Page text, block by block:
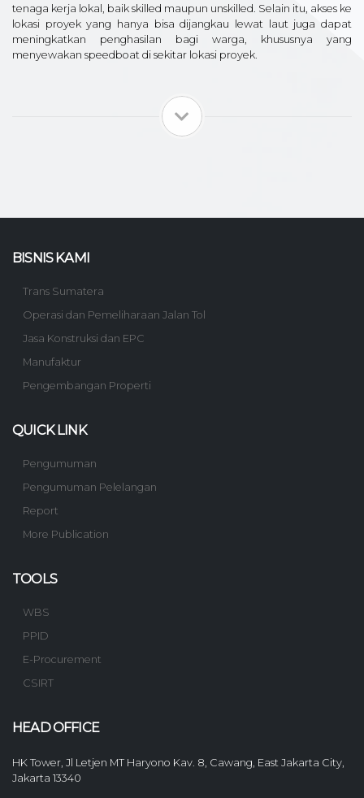
tenaga kerja lokal, baik skilled maupun unskilled. Selain itu, akses ke
lokasi proyek yang hanya bisa dijangkau lewat laut juga dapat
meningkatkan penghasilan bagi warga, khususnya yang
menyewakan speedboat di sekitar lokasi proyek.
BISNIS KAMI
Trans Sumatera
Operasi dan Pemeliharaan Jalan Tol
Jasa Konstruksi dan EPC
Manufaktur
Pengembangan Properti
QUICK LINK
Pengumuman
Pengumuman Pelelangan
Report
More Publication
TOOLS
WBS
PPID
E-Procurement
CSIRT
HEAD OFFICE
HK Tower, Jl Letjen MT Haryono Kav. 8, Cawang, East Jakarta City,
Jakarta 13340